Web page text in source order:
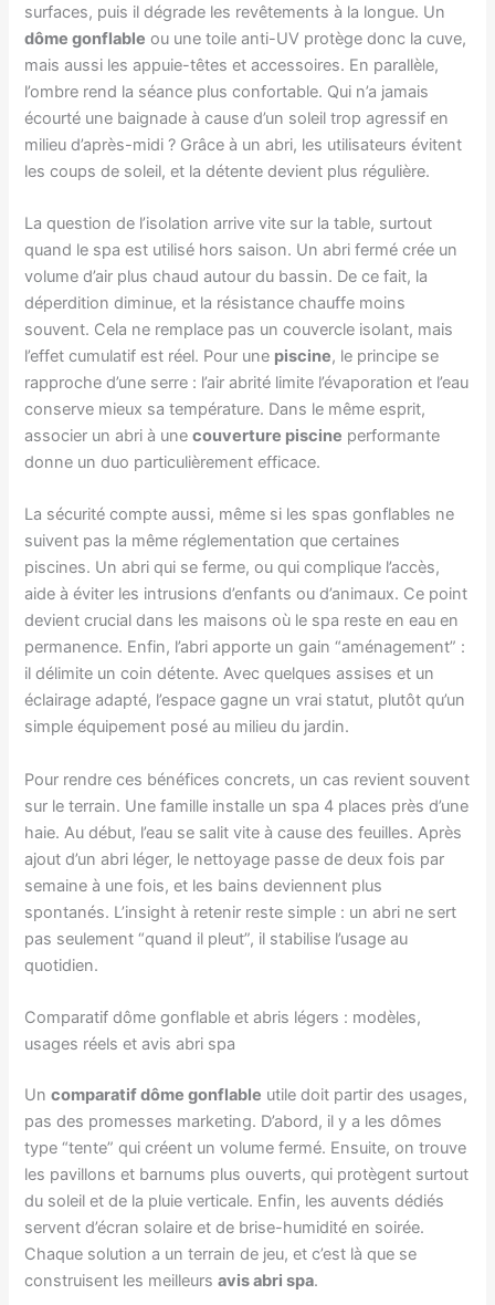
surfaces, puis il dégrade les revêtements à la longue. Un
dôme gonflable ou une toile anti-UV protège donc la cuve,
mais aussi les appuie-têtes et accessoires. En parallèle,
l’ombre rend la séance plus confortable. Qui n’a jamais
écourté une baignade à cause d’un soleil trop agressif en
milieu d’après-midi ? Grâce à un abri, les utilisateurs évitent
les coups de soleil, et la détente devient plus régulière.
La question de l’isolation arrive vite sur la table, surtout
quand le spa est utilisé hors saison. Un abri fermé crée un
volume d’air plus chaud autour du bassin. De ce fait, la
déperdition diminue, et la résistance chauffe moins
souvent. Cela ne remplace pas un couvercle isolant, mais
l’effet cumulatif est réel. Pour une piscine, le principe se
rapproche d’une serre : l’air abrité limite l’évaporation et l’eau
conserve mieux sa température. Dans le même esprit,
associer un abri à unecouverture piscine performante
donne un duo particulièrement efficace.
La sécurité compte aussi, même si les spas gonflables ne
suivent pas la même réglementation que certaines
piscines. Un abri qui se ferme, ou qui complique l’accès,
aide à éviter les intrusions d’enfants ou d’animaux. Ce point
devient crucial dans les maisons où le spa reste en eau en
permanence. Enfin, l’abri apporte un gain “aménagement” :
il délimite un coin détente. Avec quelques assises et un
éclairage adapté, l’espace gagne un vrai statut, plutôt qu’un
simple équipement posé au milieu du jardin.
Pour rendre ces bénéfices concrets, un cas revient souvent
sur le terrain. Une famille installe un spa 4 places près d’une
haie. Au début, l’eau se salit vite à cause des feuilles. Après
ajout d’un abri léger, le nettoyage passe de deux fois par
semaine à une fois, et les bains deviennent plus
spontanés. L’insight à retenir reste simple : un abri ne sert
pas seulement “quand il pleut”, il stabilise l’usage au
quotidien.
Comparatif dôme gonflable et abris légers : modèles,
usages réels et avis abri spa
Uncomparatif dôme gonflable utile doit partir des usages,
pas des promesses marketing. D’abord, il y a les dômes
type “tente” qui créent un volume fermé. Ensuite, on trouve
les pavillons et barnums plus ouverts, qui protègent surtout
du soleil et de la pluie verticale. Enfin, les auvents dédiés
servent d’écran solaire et de brise-humidité en soirée.
Chaque solution a un terrain de jeu, et c’est là que se
construisent les meilleursavis abri spa.